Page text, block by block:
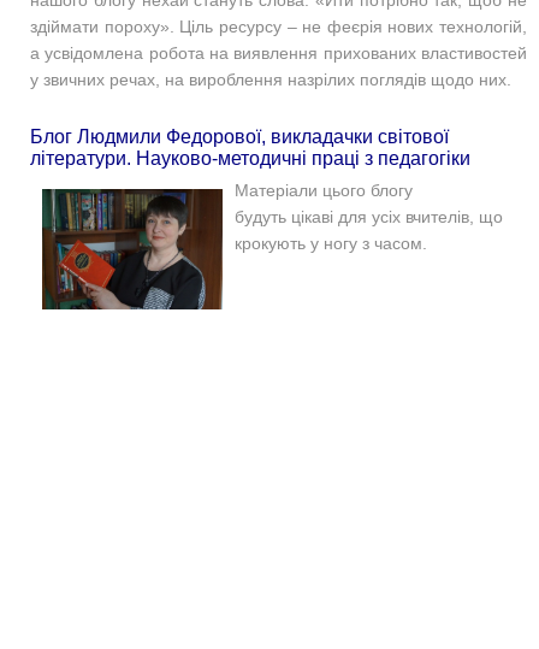
здіймати пороху». Ціль ресурсу – не феєрія нових технологій,
а усвідомлена робота на виявлення прихованих властивостей
у звичних речах, на вироблення назрілих поглядів щодо них.
Блог Людмили Федорової, викладачки світової
літератури. Науково-методичні праці з педагогіки
Матеріали цього блогу
будуть цікаві для усіх вчителів, що
крокують у ногу з часом.